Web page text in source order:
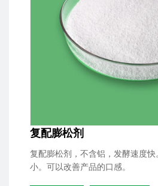
复配膨松剂
复配膨松剂，不含铝，发酵速度
小。可以改善产品的口感。